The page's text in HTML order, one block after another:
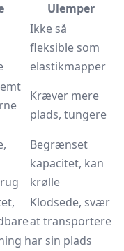
Ulemper
Ikke så
fleksible som
elastikmapper
Kræver mere
plads, tungere
Begrænset
kapacitet, kan
krølle
Klodsede, svær
at transportere
har sin plads